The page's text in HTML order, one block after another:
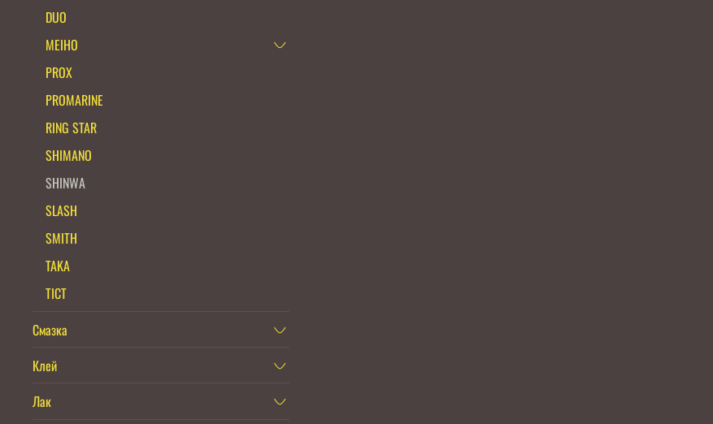
DUO
MEIHO
PROX
PROMARINE
RING STAR
SHIMANO
SHINWA
SLASH
SMITH
TAKA
TICT
Смазка
Клей
Лак